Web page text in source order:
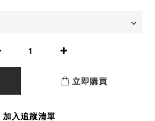
立即購買
加入追蹤清單